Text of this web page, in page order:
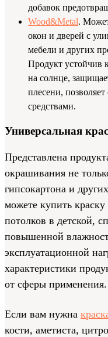
добавок
Wood&Metal.
окон и дверей с
мебели и других
Продукт устойчив
на солнце,
плесени,
средствами.
Универсальная
Представлена
окрашивания не
гипсокартона и
можете купить краску
потолков в детской,
повышенной
эксплуатационной
характеристики
от сферы применения.
Если вам нужна
кости, аметиста,